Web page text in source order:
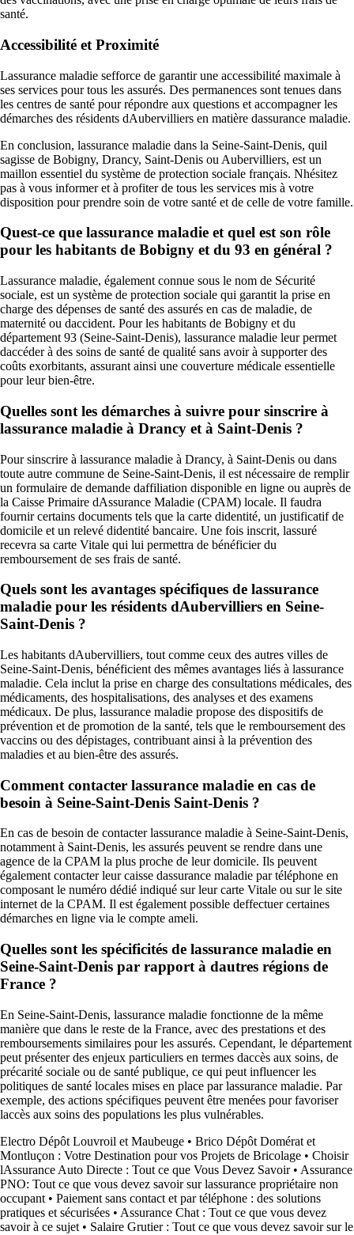
santé.
Accessibilité et Proximité
Lassurance maladie sefforce de garantir une accessibilité maximale à
ses services pour tous les assurés. Des permanences sont tenues dans
les centres de santé pour répondre aux questions et accompagner les
démarches des résidents dAubervilliers en matière dassurance maladie.
En conclusion, lassurance maladie dans la Seine-Saint-Denis, quil
sagisse de Bobigny, Drancy, Saint-Denis ou Aubervilliers, est un
maillon essentiel du système de protection sociale français. Nhésitez
pas à vous informer et à profiter de tous les services mis à votre
disposition pour prendre soin de votre santé et de celle de votre famille.
Quest-ce que lassurance maladie et quel est son rôle
pour les habitants de Bobigny et du 93 en général ?
Lassurance maladie, également connue sous le nom de Sécurité
sociale, est un système de protection sociale qui garantit la prise en
charge des dépenses de santé des assurés en cas de maladie, de
maternité ou daccident. Pour les habitants de Bobigny et du
département 93 (Seine-Saint-Denis), lassurance maladie leur permet
daccéder à des soins de santé de qualité sans avoir à supporter des
coûts exorbitants, assurant ainsi une couverture médicale essentielle
pour leur bien-être.
Quelles sont les démarches à suivre pour sinscrire à
lassurance maladie à Drancy et à Saint-Denis ?
Pour sinscrire à lassurance maladie à Drancy, à Saint-Denis ou dans
toute autre commune de Seine-Saint-Denis, il est nécessaire de remplir
un formulaire de demande daffiliation disponible en ligne ou auprès de
la Caisse Primaire dAssurance Maladie (CPAM) locale. Il faudra
fournir certains documents tels que la carte didentité, un justificatif de
domicile et un relevé didentité bancaire. Une fois inscrit, lassuré
recevra sa carte Vitale qui lui permettra de bénéficier du
remboursement de ses frais de santé.
Quels sont les avantages spécifiques de lassurance
maladie pour les résidents dAubervilliers en Seine-
Saint-Denis ?
Les habitants dAubervilliers, tout comme ceux des autres villes de
Seine-Saint-Denis, bénéficient des mêmes avantages liés à lassurance
maladie. Cela inclut la prise en charge des consultations médicales, des
médicaments, des hospitalisations, des analyses et des examens
médicaux. De plus, lassurance maladie propose des dispositifs de
prévention et de promotion de la santé, tels que le remboursement des
vaccins ou des dépistages, contribuant ainsi à la prévention des
maladies et au bien-être des assurés.
Comment contacter lassurance maladie en cas de
besoin à Seine-Saint-Denis Saint-Denis ?
En cas de besoin de contacter lassurance maladie à Seine-Saint-Denis,
notamment à Saint-Denis, les assurés peuvent se rendre dans une
agence de la CPAM la plus proche de leur domicile. Ils peuvent
également contacter leur caisse dassurance maladie par téléphone en
composant le numéro dédié indiqué sur leur carte Vitale ou sur le site
internet de la CPAM. Il est également possible deffectuer certaines
démarches en ligne via le compte ameli.
Quelles sont les spécificités de lassurance maladie en
Seine-Saint-Denis par rapport à dautres régions de
France ?
En Seine-Saint-Denis, lassurance maladie fonctionne de la même
manière que dans le reste de la France, avec des prestations et des
remboursements similaires pour les assurés. Cependant, le département
peut présenter des enjeux particuliers en termes daccès aux soins, de
précarité sociale ou de santé publique, ce qui peut influencer les
politiques de santé locales mises en place par lassurance maladie. Par
exemple, des actions spécifiques peuvent être menées pour favoriser
laccès aux soins des populations les plus vulnérables.
Electro Dépôt Louvroil et Maubeuge • Brico Dépôt Domérat et
Montluçon : Votre Destination pour vos Projets de Bricolage • Choisir
lAssurance Auto Directe : Tout ce que Vous Devez Savoir• Assurance
PNO: Tout ce que vous devez savoir sur lassurance propriétaire non
occupant • Paiement sans contact et par téléphone : des solutions
pratiques et sécurisées • Assurance Chat : Tout ce que vous devez
savoir à ce sujet • Salaire Grutier : Tout ce que vous devez savoir sur le